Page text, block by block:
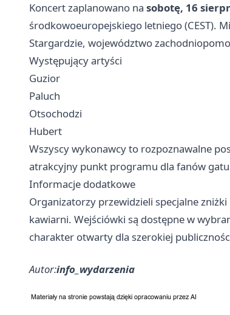
Koncert zaplanowano na sobotę, 16
środkowoeuropejskiego letniego (CEST).
Stargardzie, województwo
Występujący artyści
Guzior
Paluch
Otsochodzi
Hubert
Wszyscy wykonawcy to rozpoznawalne
atrakcyjny punkt programu dla fanów
Informacje dodatkowe
Organizatorzy przewidzieli specjalne
kawiarni. Wejściówki są dostępne w
charakter otwarty dla szerokiej
Autor:info_wydarzenia